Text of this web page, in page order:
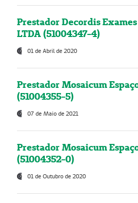
Prestador Decordis
LTDA (51004347-4)
01 de Abril de 2020
Prestador Mosaicum
(51004355-5)
07 de Maio de 2021
Prestador Mosaicum
(51004352-0)
01 de Outubro de 2020